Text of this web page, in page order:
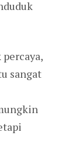
sangat